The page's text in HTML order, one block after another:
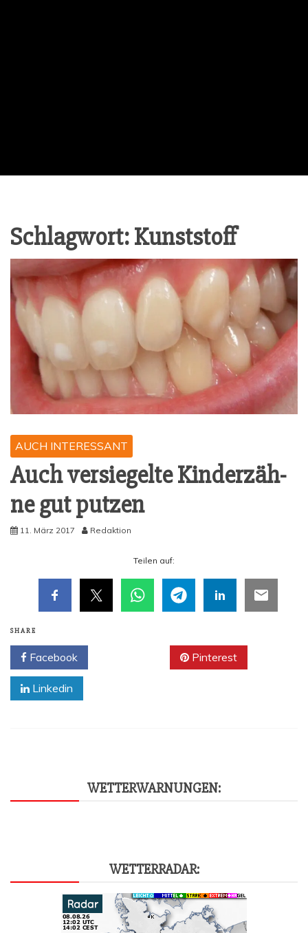
Schlagwort:Kunststoff
AUCH INTERESSANT
Auch ver­sie­gel­te Kin­der­zäh­
ne gut putzen
11. März 2017 Redaktion
Tei­len auf:
SHARE
Facebook Pinterest
Linkedin
WET­TER­WAR­NUN­GEN:
WET­TER­RA­DAR: